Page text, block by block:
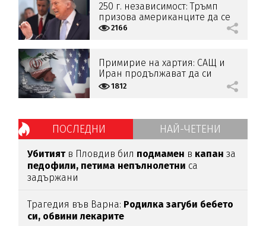
250 г. независимост: Тръмп
призова американците да се
пазят от комунистическата
2166
Примирие на хартия: САЩ и
Иран продължават да си
разменят удари
1812
ПОСЛЕДНИ НАЙ-ЧЕТЕНИ
Убитиятв Пловдив бил подмамен в капан за
педофили, петима непълнолетни са
задържани
Трагедия във Варна: Родилка загуби бебето
си, обвини лекарите